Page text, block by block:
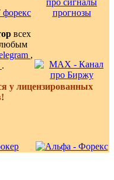
всех
любым
,
.
у лицензированных